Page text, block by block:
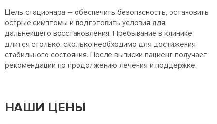
Цель стационара – обеспечить безопасность, остановить
острые симптомы и подготовить условия для
дальнейшего восстановления. Пребывание в клинике
длится столько, сколько необходимо для достижения
стабильного состояния. После выписки пациент получает
рекомендации по продолжению лечения и поддержке.
НАШИ ЦЕНЫ